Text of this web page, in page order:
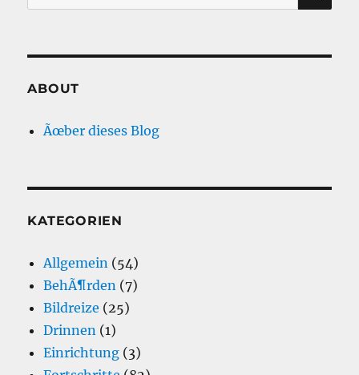
nach:
ABOUT
Ãœber dieses Blog
KATEGORIEN
Allgemein (54)
BehÃ¶rden (7)
Bildreize (25)
Drinnen (1)
Einrichtung (3)